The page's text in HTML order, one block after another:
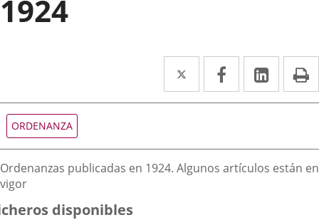
1924
Twitter
Enlace
a
externa.
Facebook
Enlace
a
externa.
Enlace
a
Tipo
de
normativa
ORDENANZA
Descripción
Ordenanzas publicadas en 1924. Algunos artículos están en
vigor
disponibles